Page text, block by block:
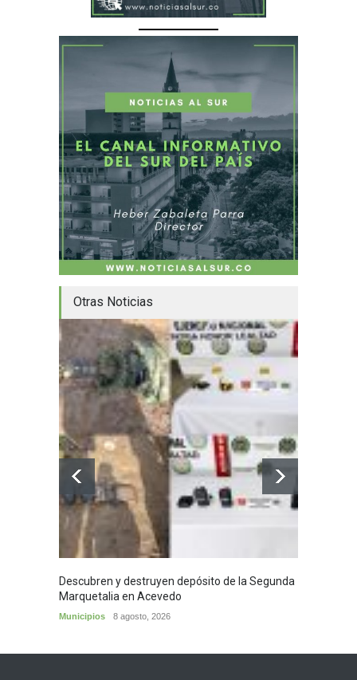
Otras Noticias
Descubren y destruyen depósito de la Segunda
Marquetalia en Acevedo
Municipios 8 agosto, 2026